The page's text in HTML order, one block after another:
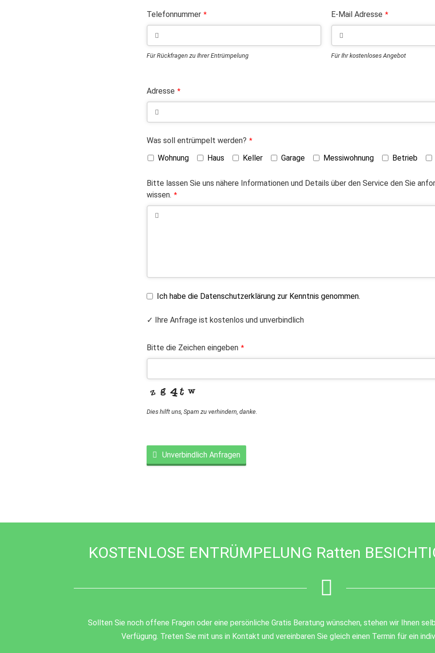
Telefonnummer *
Für Rückfragen zu Ihrer Entrümpelung
E-Mail Adresse *
Für Ihr kostenloses Angebot
Adresse *
Was soll entrümpelt werden? *
Wohnung Haus Keller Garage Messiwohnung Betrieb
Bitte lassen Sie uns nähere Informationen und Details über den Service den Sie
wissen. *
Ich habe die Datenschutzerklärung zur Kenntnis genommen.
✓ Ihre Anfrage ist kostenlos und unverbindlich
Bitte die Zeichen eingeben *
Dies hilft uns, Spam zu verhindern, danke.
Unverbindlich Anfragen
left
KOSTENLOSE ENTRÜMPELUNG Ratten
Sollten Sie noch offene Fragen oder eine persönliche Gratis Beratung wünschen, stehen wir Ihnen
Verfügung. Treten Sie mit uns in Kontakt und vereinbaren Sie gleich einen Termin für ein